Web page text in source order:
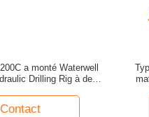
a monté Waterwell
Drilling Rig à de
Contact